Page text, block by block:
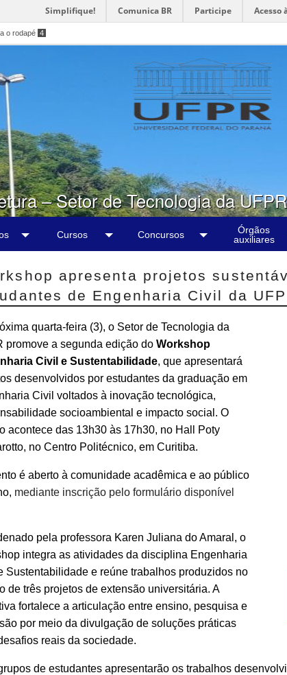
Simplifique! Comunica BR Participe Acesso
o rodapé 4
– Setor de Tecnologia da UFPR
Cursos Concursos
Órgãos
auxiliares
apresenta projetos
de Engenharia Civil da
quarta-feira (3), o Setor de Tecnologia da
promove a segunda edição do Workshop
Civil e Sustentabilidade, que apresentará
desenvolvidos por estudantes da graduação em
Civil voltados à inovação tecnológica,
socioambiental e impacto social. O
acontece das 13h30 às 17h30, no Hall Poty
no Centro Politécnico, em Curitiba.
é aberto à comunidade acadêmica e ao público
mediante inscrição pelo formulário disponível
pela professora Karen Juliana do Amaral, o
integra as atividades da disciplina Engenharia
Sustentabilidade e reúne trabalhos produzidos no
de três projetos de extensão universitária. A
fortalece a articulação entre ensino, pesquisa e
por meio da divulgação de soluções práticas
reais da sociedade.
de estudantes apresentarão os trabalhos